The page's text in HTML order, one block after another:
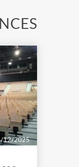
12/2025